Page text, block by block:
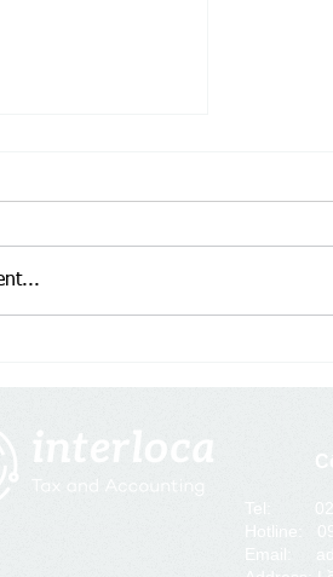
Tel:
Hotline:
Email: